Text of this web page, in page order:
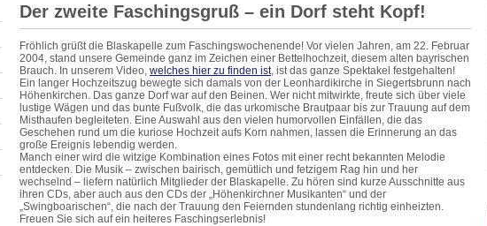
Der zweite Faschingsgruß – ein Dorf steht Kopf!
Fröhlich grüßt die Blaskapelle zum Faschingswochenende! Vor vielen Jahren, am 22. Februar
2004, stand unsere Gemeinde ganz im Zeichen einer Bettelhochzeit, diesem alten bayrischen
Brauch. In unserem Video, welches hier zu finden ist, ist das ganze Spektakel festgehalten!
Ein langer Hochzeitszug bewegte sich damals von der Leonhardikirche in Siegertsbrunn nach
Höhenkirchen. Das ganze Dorf war auf den Beinen. Wer nicht mitwirkte, freute sich über viele
lustige Wägen und das bunte Fußvolk, die das urkomische Brautpaar bis zur Trauung auf dem
Misthaufen begleiteten. Eine Auswahl aus den vielen humorvollen Einfällen, die das
Geschehen rund um die kuriose Hochzeit aufs Korn nahmen, lassen die Erinnerung an das
große Ereignis lebendig werden.
Manch einer wird die witzige Kombination eines Fotos mit einer recht bekannten Melodie
entdecken. Die Musik – zwischen bairisch, gemütlich und fetzigem Rag hin und her
wechselnd – liefern natürlich Mitglieder der Blaskapelle. Zu hören sind kurze Ausschnitte aus
ihren CDs, aber auch aus den CDs der „Höhenkirchner Musikanten“ und der
„Swingboarischen“, die nach der Trauung den Feiernden stundenlang richtig einheizten.
Freuen Sie sich auf ein heiteres Faschingserlebnis!